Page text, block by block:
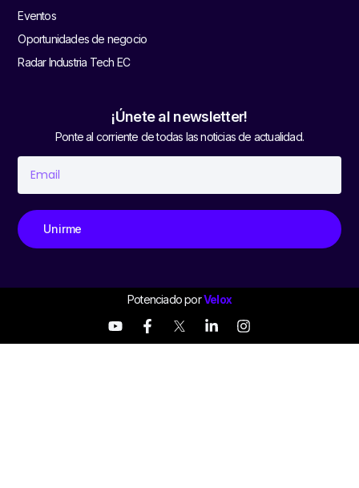
Eventos
Oportunidades de negocio
Radar Industria Tech EC
¡Únete al newsletter!
Ponte al corriente de todas las noticias de actualidad.
Unirme
Potenciado porVelox